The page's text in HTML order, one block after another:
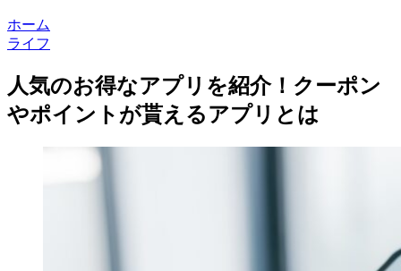
ホーム
ライフ
人気のお得なアプリを紹介！クーポン
やポイントが貰えるアプリとは